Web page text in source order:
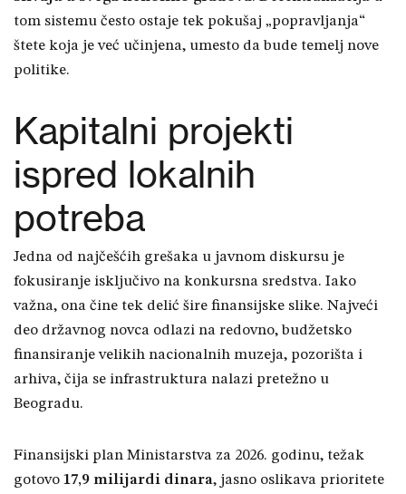
tom sistemu često ostaje tek pokušaj „popravljanja“
štete koja je već učinjena, umesto da bude temelj nove
politike.
Kapitalni projekti
ispred lokalnih
potreba
Jedna od najčešćih grešaka u javnom diskursu je
fokusiranje isključivo na konkursna sredstva. Iako
važna, ona čine tek delić šire finansijske slike. Najveći
deo državnog novca odlazi na redovno, budžetsko
finansiranje velikih nacionalnih muzeja, pozorišta i
arhiva, čija se infrastruktura nalazi pretežno u
Beogradu.
Finansijski plan Ministarstva za 2026. godinu, težak
gotovo 17,9 milijardi dinara, jasno oslikava prioritete